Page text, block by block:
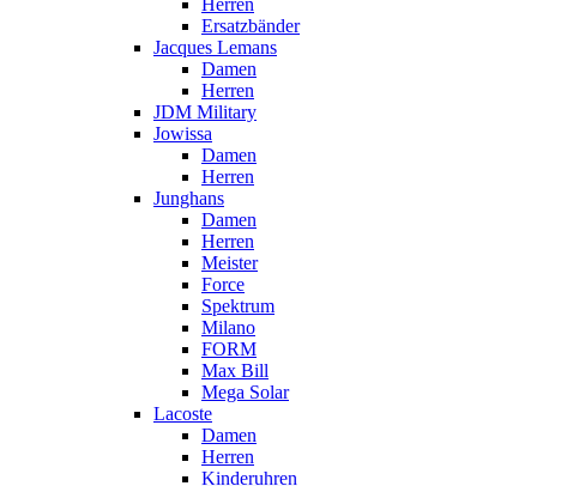
Herren
Ersatzbänder
Jacques Lemans
Damen
Herren
JDM Military
Jowissa
Damen
Herren
Junghans
Damen
Herren
Meister
Force
Spektrum
Milano
FORM
Max Bill
Mega Solar
Lacoste
Damen
Herren
Kinderuhren